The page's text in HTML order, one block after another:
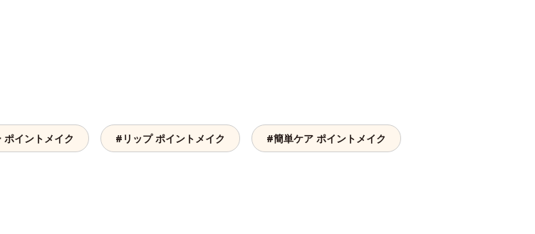
イントメイク #リップ ポイントメイク #簡単ケア ポイントメイク